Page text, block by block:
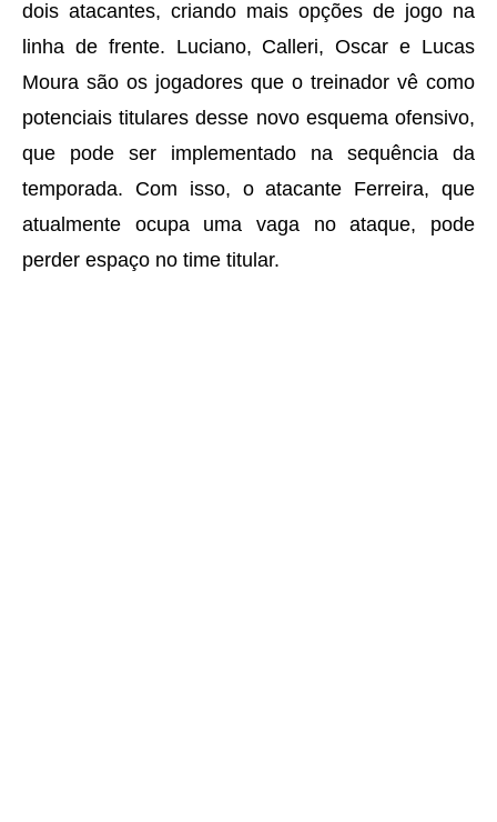
dois atacantes, criando mais opções de jogo na
linha de frente. Luciano, Calleri, Oscar e Lucas
Moura são os jogadores que o treinador vê como
potenciais titulares desse novo esquema ofensivo,
que pode ser implementado na sequência da
temporada. Com isso, o atacante Ferreira, que
atualmente ocupa uma vaga no ataque, pode
perder espaço no time titular.